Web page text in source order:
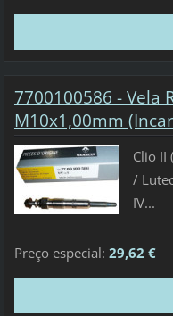
7700100586 - Vela
M10x1,00mm
Clio II
/
IV...
Preço especial: 29,62 €